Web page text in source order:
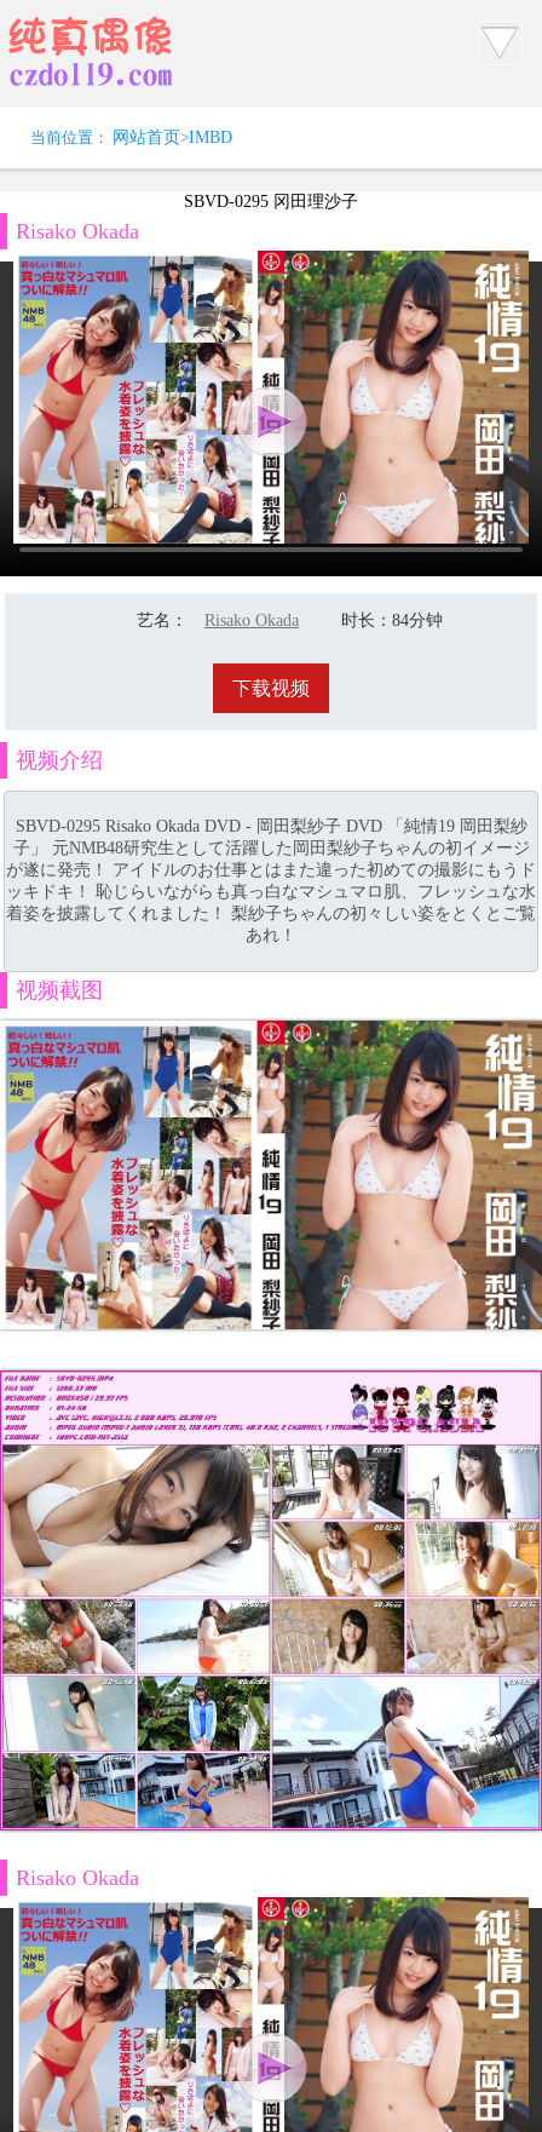
当前位置： 网站首页>IMBD
SBVD-0295 冈田理沙子
Risako Okada
艺名 ： Risako Okada 时长 ：84分钟
下载视频
视频介绍
SBVD-0295 Risako Okada DVD - 岡田梨紗子 DVD 「純情19 岡田梨紗
子」 元NMB48研究生として活躍した岡田梨紗子ちゃんの初イメージ
が遂に発売！ アイドルのお仕事とはまた違った初めての撮影にもうド
ッキドキ！ 恥じらいながらも真っ白なマシュマロ肌、フレッシュな水
着姿を披露してくれました！ 梨紗子ちゃんの初々しい姿をとくとご覧
あれ！
视频截图
Risako Okada